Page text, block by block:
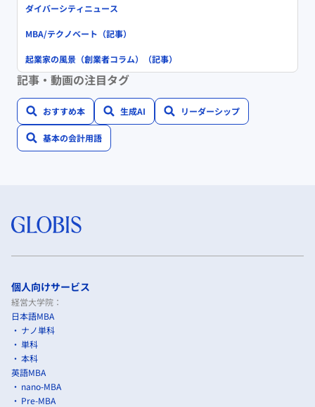
ダイバーシティニュース
MBA/テクノベート（記事）
起業家の風景（創業者コラム）（記事）
記事・動画の注目タグ
おすすめ本 生成AI リーダーシップ
基本の会計用語
個人向けサービス
経営大学院：
日本語MBA
ナノ単科
単科
本科
英語MBA
nano-MBA
Pre-MBA